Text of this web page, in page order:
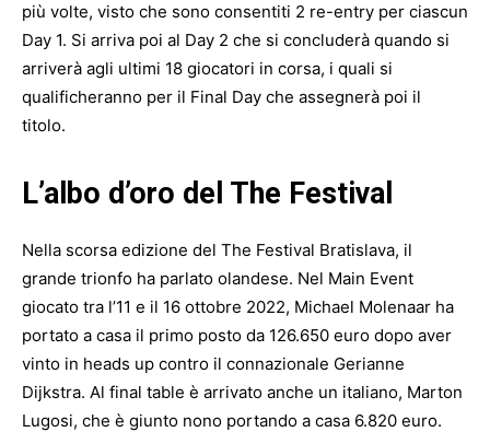
più volte, visto che sono consentiti 2 re-entry per ciascun
Day 1. Si arriva poi al Day 2 che si concluderà quando si
arriverà agli ultimi 18 giocatori in corsa, i quali si
qualificheranno per il Final Day che assegnerà poi il
titolo.
L’albo d’oro del The Festival
Nella scorsa edizione del The Festival Bratislava, il
grande trionfo ha parlato olandese. Nel Main Event
giocato tra l’11 e il 16 ottobre 2022, Michael Molenaar ha
portato a casa il primo posto da 126.650 euro dopo aver
vinto in heads up contro il connazionale Gerianne
Dijkstra. Al final table è arrivato anche un italiano, Marton
Lugosi, che è giunto nono portando a casa 6.820 euro.